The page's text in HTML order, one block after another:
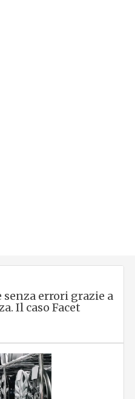
errori grazie a
Il caso Facet